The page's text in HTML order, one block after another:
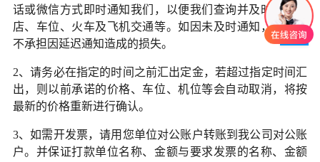
话或微信方式即时通知我们，以便我们查询并及时安排酒
店、车位、火车及飞机交通等。如因未及时通知，我公司
不承担因延迟通知造成的损失。
2、请务必在指定的时间之前汇出定金，若超过指定时间汇
出，则以前承诺的价格、车位、机位等会自动取消，将按
最新的价格重新进行确认。
3、如需开发票，请用您单位对公账户转账到我公司对公账
户。并保证打款单位名称、金额与要求发票的名称、金额